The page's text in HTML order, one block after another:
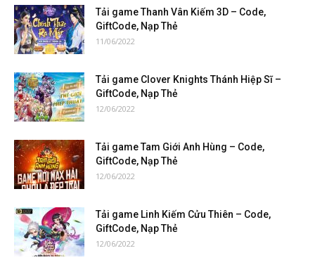
Tải game Thanh Vân Kiếm 3D – Code,
GiftCode, Nạp Thẻ
11/06/2022
Tải game Clover Knights Thánh Hiệp Sĩ –
GiftCode, Nạp Thẻ
12/06/2022
Tải game Tam Giới Anh Hùng – Code,
GiftCode, Nạp Thẻ
12/06/2022
Tải game Linh Kiếm Cửu Thiên – Code,
GiftCode, Nạp Thẻ
12/06/2022